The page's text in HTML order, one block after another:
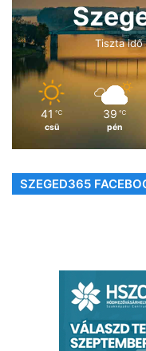
Tiszta idő
41 ℃
csü
39 ℃
pén
SZEGED365